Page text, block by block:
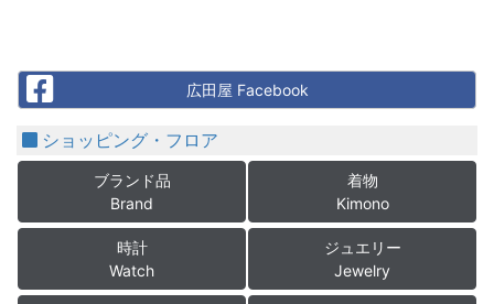
Facebook 広田屋 Facebook
ショッピング・フロア
ブランド品
Brand
着物
Kimono
時計
Watch
ジュエリー
Jewelry